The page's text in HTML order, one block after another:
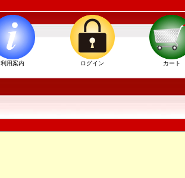
利用案内 ログイン カート